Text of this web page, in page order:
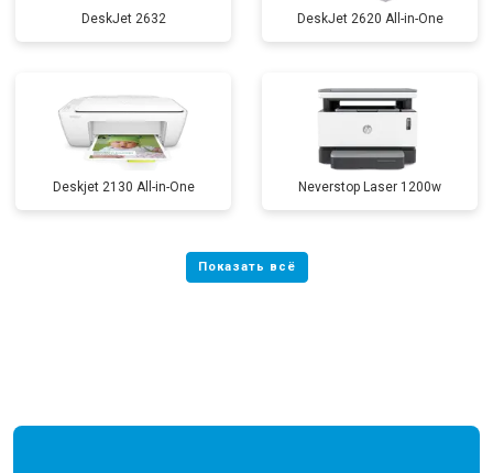
DeskJet 2632 DeskJet 2620 All-in-One
Deskjet 2130 All-in-One Neverstop Laser 1200w